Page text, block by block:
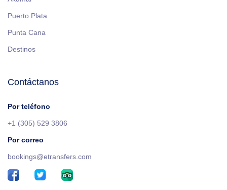
Puerto Plata
Punta Cana
Destinos
Contáctanos
Por teléfono
+1 (305) 529 3806
Por correo
bookings@etransfers.com